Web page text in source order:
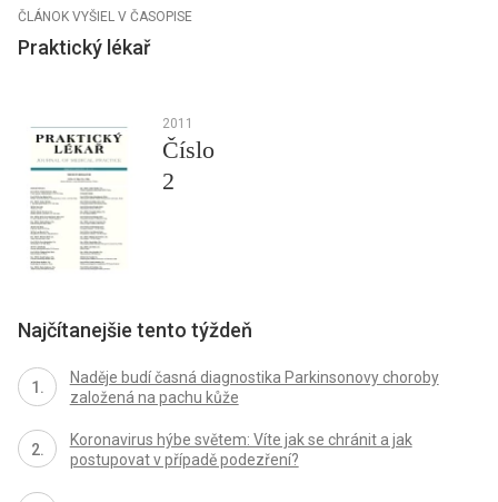
ČLÁNOK VYŠIEL V ČASOPISE
Praktický lékař
2011
Číslo
2
Najčítanejšie tento týždeň
Naděje budí časná diagnostika Parkinsonovy choroby
založená na pachu kůže
Koronavirus hýbe světem: Víte jak se chránit a jak
postupovat v případě podezření?